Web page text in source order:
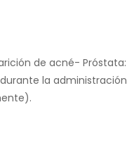
de acné- Próstata:
la administración